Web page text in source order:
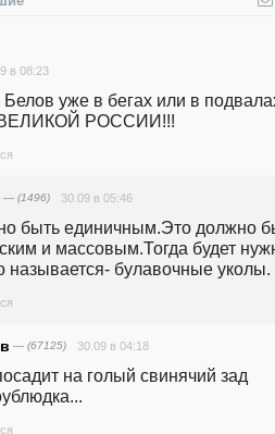
в 08:23
Белов уже в бегах или в
ВЕЛИКОЙ РОССИИ!!!
— (1496) 30.09 в 05:46
быть единичным.Это должно
и массовым.Тогда будет
называется- булавочные уколы.
— (67125) 30.09 в 04:18
на голый свинячий зад